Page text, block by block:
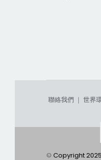
聯絡我們 ｜ 世界
© Copyright